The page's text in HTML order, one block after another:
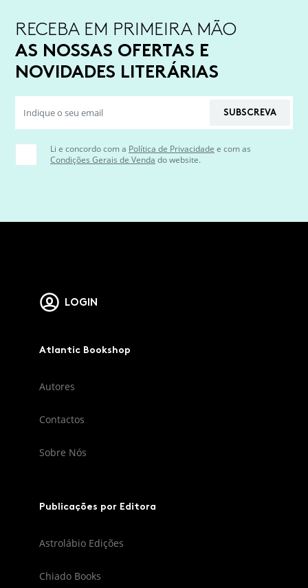
RECEBA EM PRIMEIRA MÃO
AS NOSSAS OFERTAS E
NOVIDADES LITERÁRIAS
SUBSCREVA
Li e concordo com a Política de Privacidade e com as
Condições Gerais de Venda do website.
LOGIN
Atlantic Bookshop
Autores
Contactos
Sobre Nós
Publicações por Editora
Astrolábio Edições
Chiado Books